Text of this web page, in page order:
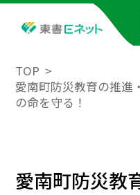
TOP
愛南町防災教育の推進
の命を守る！
愛南町防災教